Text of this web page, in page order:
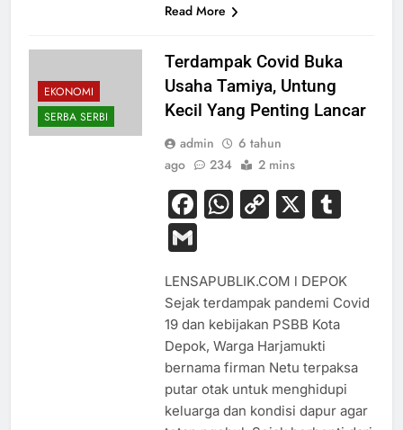
Read More
EKONOMI
SERBA SERBI
Terdampak Covid Buka
Usaha Tamiya, Untung
Kecil Yang Penting Lancar
admin
6 tahun
ago
234 2 mins
Facebook
WhatsApp
Copy
X
Gmail
LENSAPUBLIK.COM l DEPOK
Sejak terdampak pandemi Covid
19 dan kebijakan PSBB Kota
Depok, Warga Harjamukti
bernama firman Netu terpaksa
putar otak untuk menghidupi
keluarga dan kondisi dapur agar